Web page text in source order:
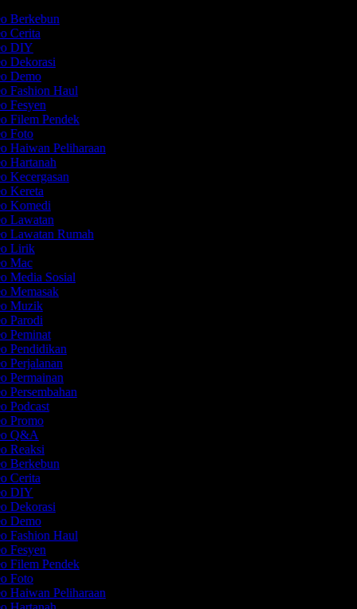
Berkebun
Cerita
DIY
Dekorasi
Demo
Fashion Haul
Fesyen
Filem Pendek
Foto
Haiwan Peliharaan
Hartanah
Kecergasan
Kereta
Komedi
Lawatan
Lawatan Rumah
Lirik
Mac
Media Sosial
Memasak
Muzik
Parodi
Peminat
Pendidikan
Perjalanan
Permainan
Persembahan
Podcast
Promo
Q&A
Reaksi
Berkebun
Cerita
DIY
Dekorasi
Demo
Fashion Haul
Fesyen
Filem Pendek
Foto
Haiwan Peliharaan